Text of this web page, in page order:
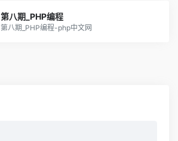
第八期_PHP编程
第八期_PHP编程-php中文网